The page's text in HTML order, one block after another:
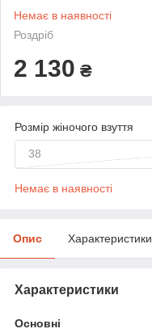
Немає в наявності
Роздріб
2 130 ₴
Розмір жіночого взуття
38
Немає в наявності
Опис Характеристики
Характеристики
Основні